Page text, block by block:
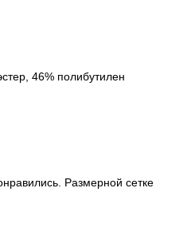
46% полибутилен
Размерной сетке